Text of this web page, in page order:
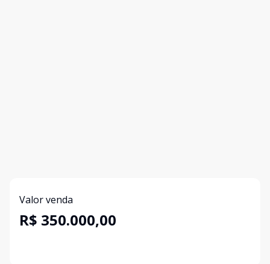
Valor venda
R$ 350.000,00